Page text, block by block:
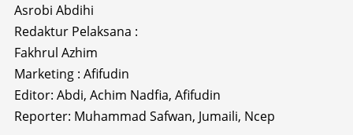
Asrobi Abdihi
Redaktur Pelaksana :
Fakhrul Azhim
Marketing : Afifudin
Editor: Abdi, Achim Nadfia, Afifudin
Reporter: Muhammad Safwan, Jumaili, Ncep